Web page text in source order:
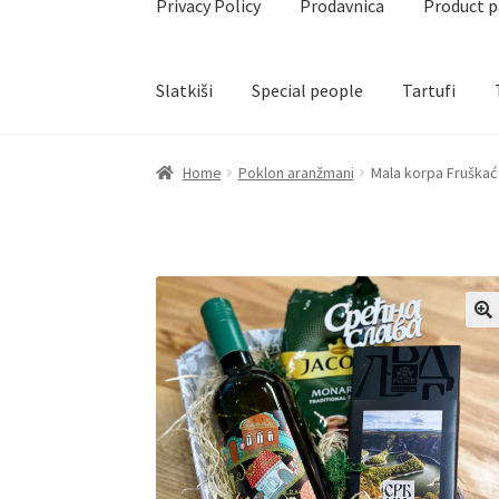
Privacy Policy Prodavnica Product
Slatkiši Special people Tartufi
Home Akcija za dan zaljubljenih BaloniBlog
Naši partneriNewsletterPartnersPoklon
Privacy PolicyProdavnicaProduct page
Terms ConditionsUredjenje doma Vino
Home Poklon aranžmani Mala korpa